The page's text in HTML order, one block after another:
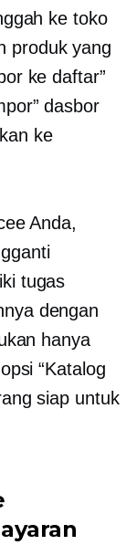
ke toko
produk yang
ke daftar”
dasbor
ke
Anda,
tugas
dengan
hanya
“Katalog
siap untuk